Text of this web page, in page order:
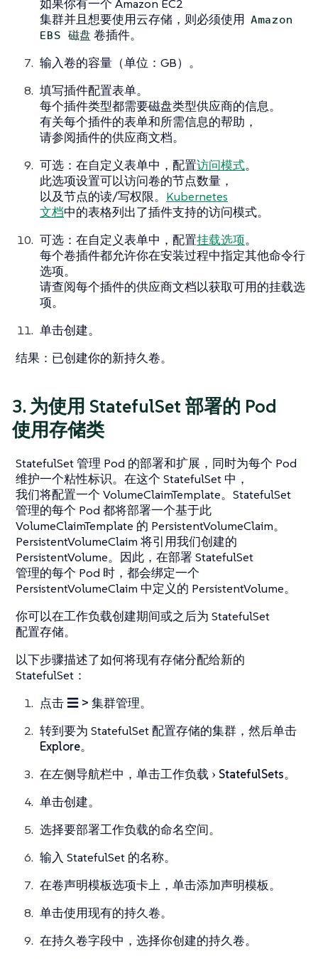
如果你有一个 Amazon EC2
集群并且想要使用云存储，则必须使用 Amazon
EBS 磁盘 卷插件。
输入卷的容量 （单位：GB）。
填写插件配置表单。
每个插件类型都需要磁盘类型供应商的信息。
有关每个插件的表单和所需信息的帮助，
请参阅插件的供应商文档。
可选：在自定义表单中，配置访问模式。
此选项设置可以访问卷的节点数量，
以及节点的读/写权限。 Kubernetes
文档中的表格列出了插件支持的访问模式。
可选：在自定义表单中，配置挂载选项。
每个卷插件都允许你在安装过程中指定其他命令行
选项。
请查阅每个插件的供应商文档以获取可用的挂载选
项。
单击创建。
结果 ：已创建你的新持久卷。
3. 为使用 StatefulSet 部署的 Pod
使用存储类
StatefulSet 管理 Pod 的部署和扩展，同时为每个 Pod
维护一个粘性标识。在这个 StatefulSet 中，
我们将配置一个 VolumeClaimTemplate。StatefulSet
管理的每个 Pod 都将部署一个基于此
VolumeClaimTemplate 的 PersistentVolumeClaim。
PersistentVolumeClaim 将引用我们创建的
PersistentVolume。因此，在部署 StatefulSet
管理的每个 Pod 时，都会绑定一个
PersistentVolumeClaim 中定义的 PersistentVolume。
你可以在工作负载创建期间或之后为 StatefulSet
配置存储。
以下步骤描述了如何将现有存储分配给新的
StatefulSet：
点击 ☰ > 集群管理。
转到要为 StatefulSet 配置存储的集群，然后单击
Explore。
在左侧导航栏中，单击工作负载 StatefulSets。
单击创建。
选择要部署工作负载的命名空间。
输入 StatefulSet 的名称。
在卷声明模板选项卡上，单击添加声明模板。
单击使用现有的持久卷。
在持久卷字段中，选择你创建的持久卷。